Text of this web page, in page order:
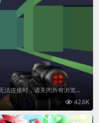
法连接时，请关闭所有浏览...
42.6K